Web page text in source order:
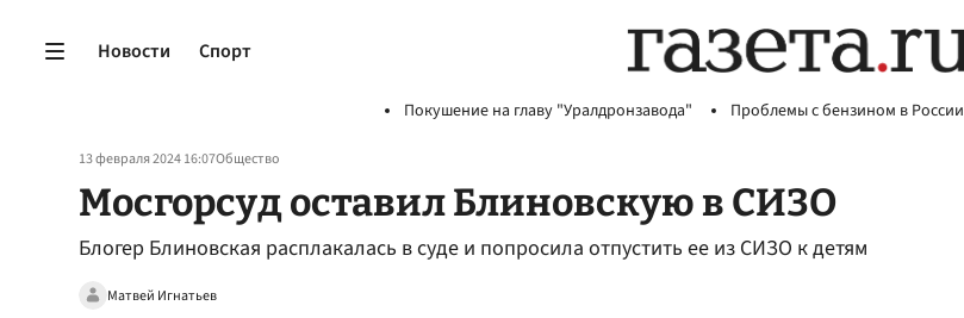
Новости Спорт
Покушение на главу "Уралдронзавода" Проблемы с бензином в России
13 февраля 2024 16:07Общество
Мосгорсуд оставил Блиновскую в СИЗО
Блогер Блиновская расплакалась в суде и попросила отпустить ее из СИЗО к детям
Матвей Игнатьев